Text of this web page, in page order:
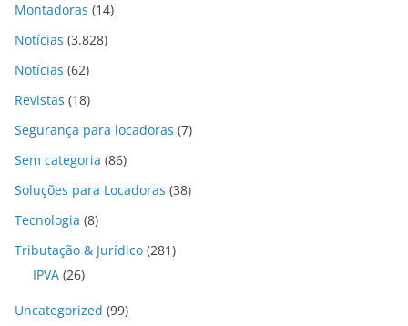
Montadoras (14)
Notícias (3.828)
Notícias (62)
Revistas (18)
Segurança para locadoras (7)
Sem categoria (86)
Soluções para Locadoras (38)
Tecnologia (8)
Tributação & Jurídico (281)
IPVA (26)
Uncategorized (99)